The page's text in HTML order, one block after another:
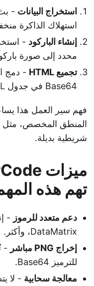
استخراج البيانات
استهلاك الذاكرة
إنشاء الباركود-
محدد إلى صورة
تجميع HTML
- دمج
Base64 في جدول HTML منظم جيدًا.
فهم سير العمل هذا
المنطق المخصص، مثل
شريطية بديلة.
تهم هذه
دعم متعدد للرموز
DataMatrix، وأكثر.
إخراج PNG مباشر
للترميز Base64.
معالجة سحابية- لا